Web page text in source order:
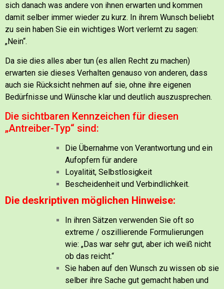
sich danach was andere von ihnen erwarten und kommen
damit selber immer wieder zu kurz. In ihrem Wunsch beliebt
zu sein haben Sie ein wichtiges Wort verlernt zu sagen:
„Nein“.
Da sie dies alles aber tun (es allen Recht zu machen)
erwarten sie dieses Verhalten genauso von anderen, dass
auch sie Rücksicht nehmen auf sie, ohne ihre eigenen
Bedürfnisse und Wünsche klar und deutlich auszusprechen.
Die sichtbaren Kennzeichen für diesen
„Antreiber-Typ“ sind:
Die Übernahme von Verantwortung und ein
Aufopfern für andere
Loyalität, Selbstlosigkeit
Bescheidenheit und Verbindlichkeit.
Die deskriptiven möglichen Hinweise:
In ihren Sätzen verwenden Sie oft so
extreme / oszillierende Formulierungen
wie: „Das war sehr gut, aber ich weiß nicht
ob das reicht.“
Sie haben auf den Wunsch zu wissen ob sie
selber ihre Sache gut gemacht haben und